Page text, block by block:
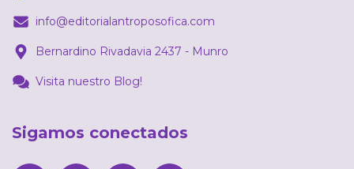
info@editorialantroposofica.com
Bernardino Rivadavia 2437 - Munro
Visita nuestro Blog!
Sigamos conectados